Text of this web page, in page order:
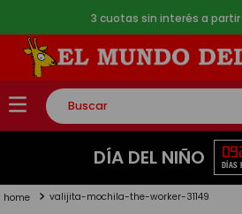
3 cuotas sin interés a
Buscar
TÉRMINOS MÁS BUSCADOS
2.
lego
DÍA DEL NIÑO 09
DÍAS
valijita-mochila-the-worker-31149